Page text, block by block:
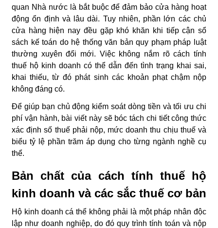
quan Nhà nước là bắt buộc để đảm bảo cửa hàng hoạt
động ổn định và lâu dài. Tuy nhiên, phần lớn các chủ
cửa hàng hiện nay đều gặp khó khăn khi tiếp cận sổ
sách kế toán do hệ thống văn bản quy phạm pháp luật
thường xuyên đổi mới. Việc không nắm rõ cách tính
thuế hộ kinh doanh có thể dẫn đến tình trạng khai sai,
khai thiếu, từ đó phát sinh các khoản phạt chậm nộp
không đáng có.
Để giúp bạn chủ động kiểm soát dòng tiền và tối ưu chi
phí vận hành, bài viết này sẽ bóc tách chi tiết công thức
xác định số thuế phải nộp, mức doanh thu chịu thuế và
biểu tỷ lệ phần trăm áp dụng cho từng ngành nghề cụ
thể.
Bản chất của cách tính thuế hộ
kinh doanh và các sắc thuế cơ bản
Hộ kinh doanh cá thể không phải là một pháp nhân độc
lập như doanh nghiệp, do đó quy trình tính toán và nộp